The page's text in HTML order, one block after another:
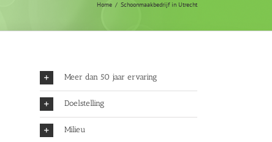
Home Schoonmaakbedrijf in Utrecht
Meer dan 50 jaar ervaring
Doelstelling
Milieu